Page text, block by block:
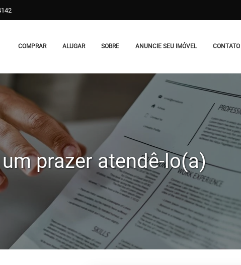
COMPRAR ALUGAR SOBRE ANUNCIE SEU IMÓVEL CONTATO
prazer atendê-lo(a)